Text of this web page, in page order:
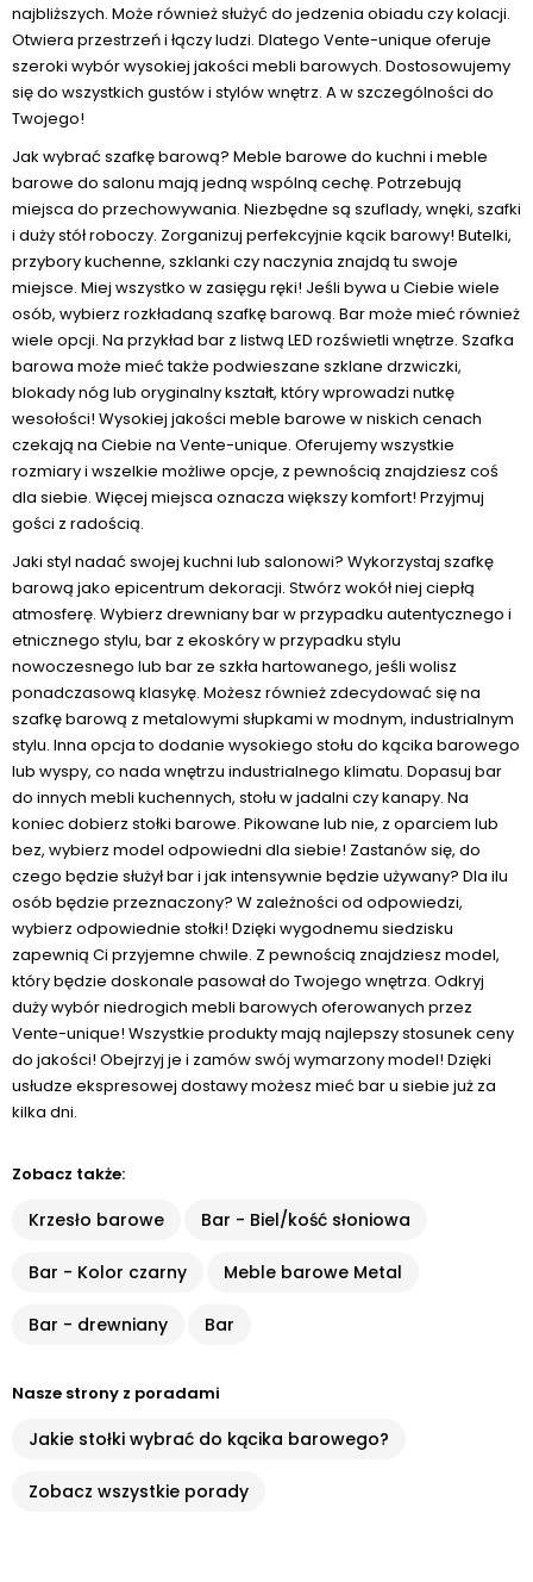
najbliższych. Może również służyć do jedzenia obiadu czy kolacji.
Otwiera przestrzeń i łączy ludzi. Dlatego Vente-unique oferuje
szeroki wybór wysokiej jakości mebli barowych. Dostosowujemy
się do wszystkich gustów i stylów wnętrz. A w szczególności do
Twojego!
Jak wybrać szafkę barową? Meble barowe do kuchni i meble
barowe do salonu mają jedną wspólną cechę. Potrzebują
miejsca do przechowywania. Niezbędne są szuflady, wnęki, szafki
i duży stół roboczy. Zorganizuj perfekcyjnie kącik barowy! Butelki,
przybory kuchenne, szklanki czy naczynia znajdą tu swoje
miejsce. Miej wszystko w zasięgu ręki! Jeśli bywa u Ciebie wiele
osób, wybierz rozkładaną szafkę barową. Bar może mieć również
wiele opcji. Na przykład bar z listwą LED rozświetli wnętrze. Szafka
barowa może mieć także podwieszane szklane drzwiczki,
blokady nóg lub oryginalny kształt, który wprowadzi nutkę
wesołości! Wysokiej jakości meble barowe w niskich cenach
czekają na Ciebie na Vente-unique. Oferujemy wszystkie
rozmiary i wszelkie możliwe opcje, z pewnością znajdziesz coś
dla siebie. Więcej miejsca oznacza większy komfort! Przyjmuj
gości z radością.
Jaki styl nadać swojej kuchni lub salonowi? Wykorzystaj szafkę
barową jako epicentrum dekoracji. Stwórz wokół niej ciepłą
atmosferę. Wybierz drewniany bar w przypadku autentycznego i
etnicznego stylu, bar z ekoskóry w przypadku stylu
nowoczesnego lub bar ze szkła hartowanego, jeśli wolisz
ponadczasową klasykę. Możesz również zdecydować się na
szafkę barową z metalowymi słupkami w modnym, industrialnym
stylu. Inna opcja to dodanie wysokiego stołu do kącika barowego
lub wyspy, co nada wnętrzu industrialnego klimatu. Dopasuj bar
do innych mebli kuchennych, stołu w jadalni czy kanapy. Na
koniec dobierz stołki barowe. Pikowane lub nie, z oparciem lub
bez, wybierz model odpowiedni dla siebie! Zastanów się, do
czego będzie służył bar i jak intensywnie będzie używany? Dla ilu
osób będzie przeznaczony? W zależności od odpowiedzi,
wybierz odpowiednie stołki! Dzięki wygodnemu siedzisku
zapewnią Ci przyjemne chwile. Z pewnością znajdziesz model,
który będzie doskonale pasował do Twojego wnętrza. Odkryj
duży wybór niedrogich mebli barowych oferowanych przez
Vente-unique! Wszystkie produkty mają najlepszy stosunek ceny
do jakości! Obejrzyj je i zamów swój wymarzony model! Dzięki
usłudze ekspresowej dostawy możesz mieć bar u siebie już za
kilka dni.
Zobacz także:
Krzesło barowe Bar - Biel/kość słoniowa
Bar - Kolor czarny Meble barowe Metal
Bar - drewniany Bar
Nasze strony z poradami
Jakie stołki wybrać do kącika barowego?
Zobacz wszystkie porady